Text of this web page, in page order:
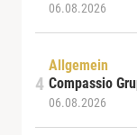
06.08.2026
Allgemein
Compassio
06.08.2026